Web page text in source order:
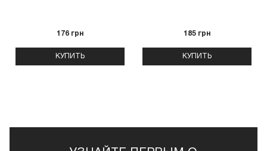
176 грн
КУПИТЬ
185 грн
КУПИТЬ